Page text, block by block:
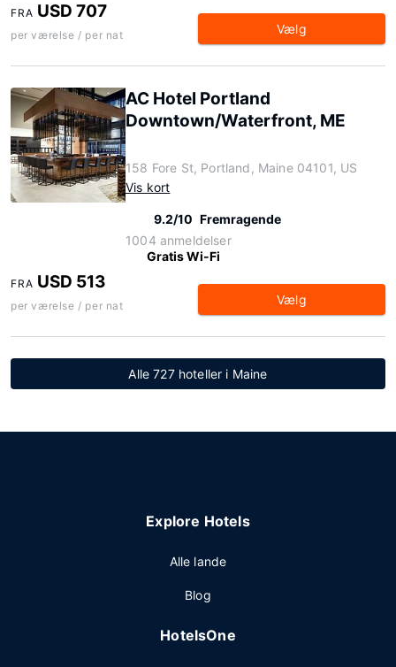
FRA USD 707
per værelse / per nat Vælg
AC Hotel Portland
Downtown/Waterfront, ME
158 Fore St, Portland, Maine 04101, US
Vis kort
9.2/10 Fremragende
1004 anmeldelser
Gratis Wi-Fi
FRA USD 513
per værelse / per nat Vælg
Alle 727 hoteller i Maine
Explore Hotels
Alle lande
Blog
HotelsOne